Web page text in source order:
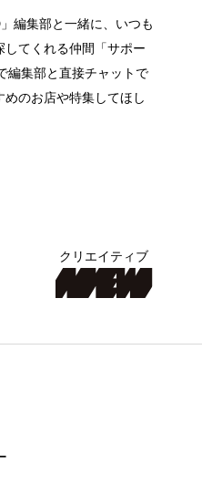
編集部と直接チャットで
のお店や特集してほし
編集部と一緒に、いつも
てくれる仲間「サポー
編集部と直接チャットで
のお店や特集してほし
クリエイティブ